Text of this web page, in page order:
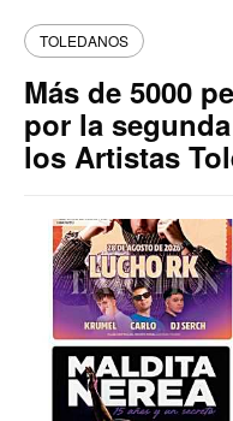
TOLEDANOS
Más de 5000
por la
los Artistas